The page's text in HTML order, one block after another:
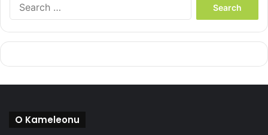
h
O Kameleonu